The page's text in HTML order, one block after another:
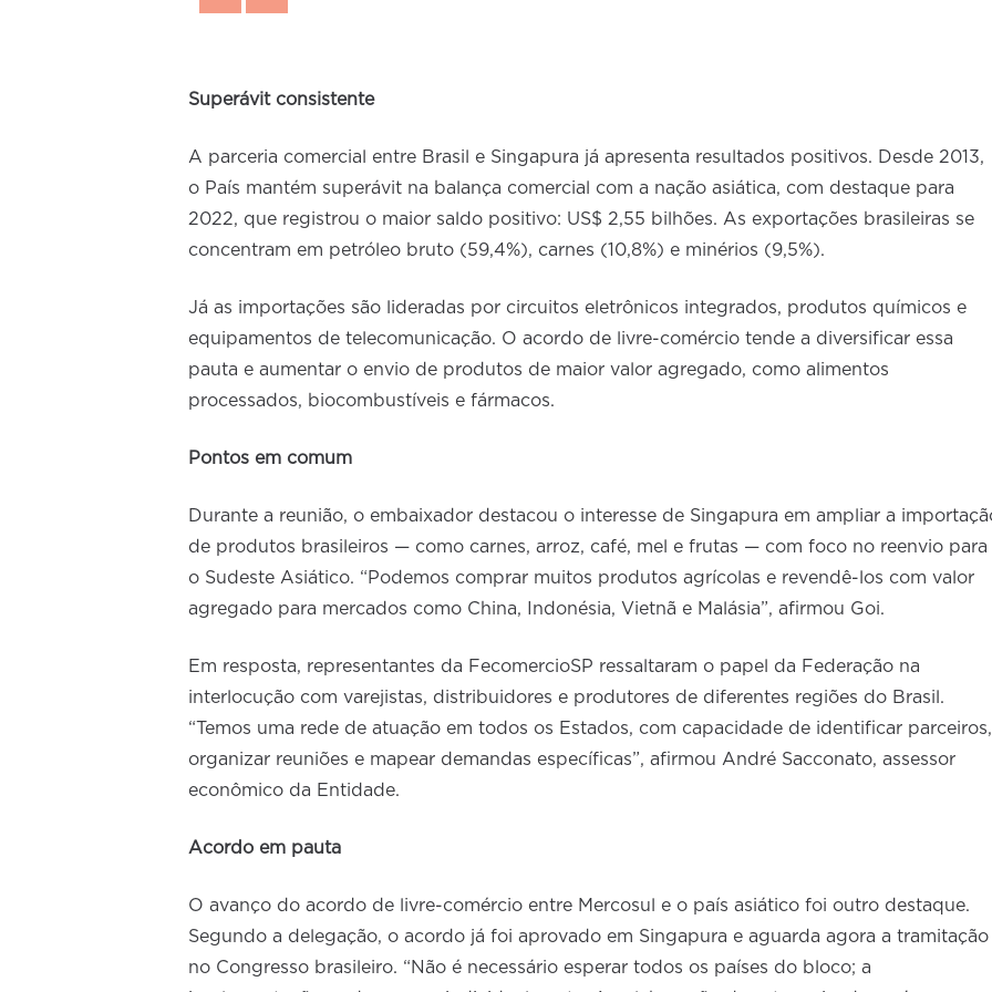
Superávit consistente
A parceria comercial entre Brasil e Singapura já apresenta resultados positivos. Desde 2013,
o País mantém superávit na balança comercial com a nação asiática, com destaque para
2022, que registrou o maior saldo positivo: US$ 2,55 bilhões. As exportações brasileiras se
concentram em petróleo bruto (59,4%), carnes (10,8%) e minérios (9,5%).
Já as importações são lideradas por circuitos eletrônicos integrados, produtos químicos e
equipamentos de telecomunicação. O acordo de livre-comércio tende a diversificar essa
pauta e aumentar o envio de produtos de maior valor agregado, como alimentos
processados, biocombustíveis e fármacos.
Pontos em comum
Durante a reunião, o embaixador destacou o interesse de Singapura em ampliar a
de produtos brasileiros — como carnes, arroz, café, mel e frutas — com foco no reenvio para
o Sudeste Asiático. “Podemos comprar muitos produtos agrícolas e revendê-los com valor
agregado para mercados como China, Indonésia, Vietnã e Malásia”, afirmou Goi.
Em resposta, representantes da FecomercioSP ressaltaram o papel da Federação na
interlocução com varejistas, distribuidores e produtores de diferentes regiões do Brasil.
“Temos uma rede de atuação em todos os Estados, com capacidade de identificar parceiros,
organizar reuniões e mapear demandas específicas”, afirmou André Sacconato, assessor
econômico da Entidade.
Acordo em pauta
O avanço do acordo de livre-comércio entre Mercosul e o país asiático foi outro destaque.
Segundo a delegação, o acordo já foi aprovado em Singapura e aguarda agora a tramitação
no Congresso brasileiro. “Não é necessário esperar todos os países do bloco; a